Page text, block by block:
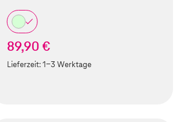
89,90 €
Lieferzeit:1-3 Werktage